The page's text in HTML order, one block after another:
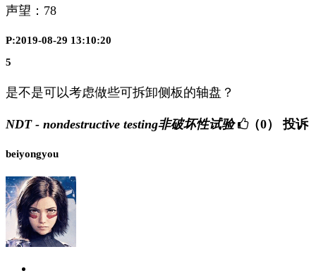
声望： 78
P:2019-08-29 13:10:20
5
是不是可以考虑做些可拆卸侧板的轴盘？
NDT - nondestructive testing非破坏性试验 （0） 投诉
beiyongyou